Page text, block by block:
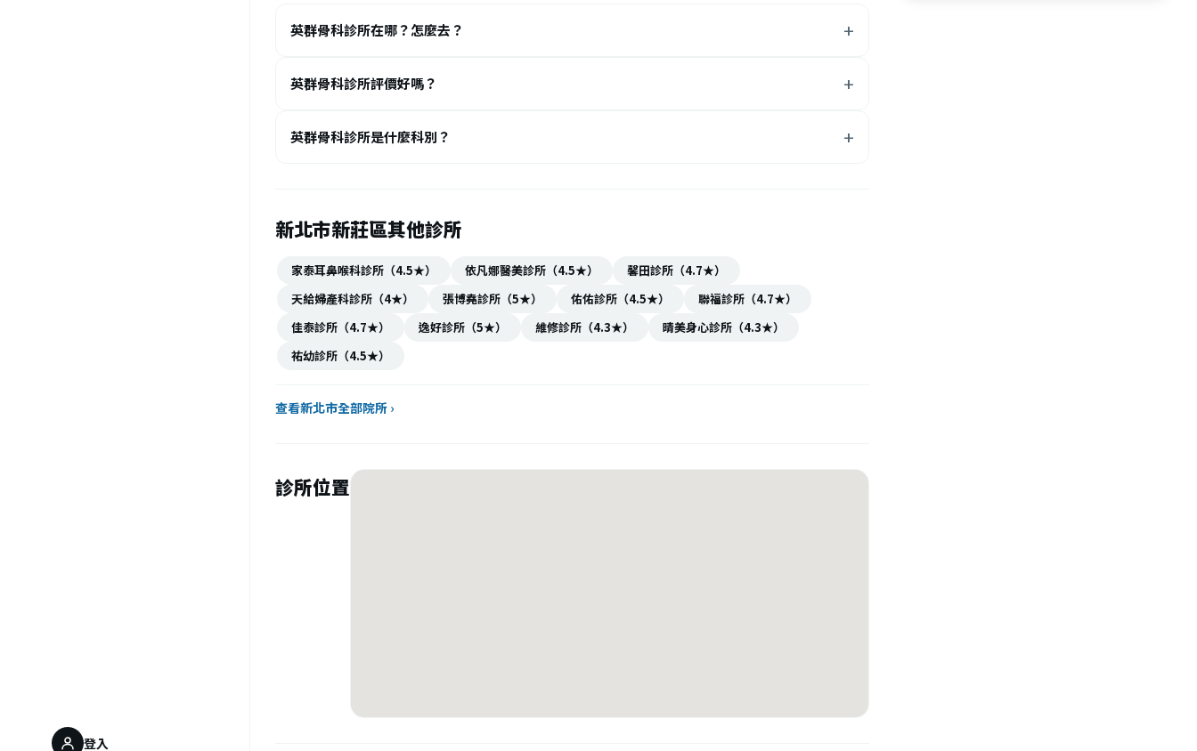
登入
英群骨科診所在哪？怎麼去？
英群骨科診所評價好嗎？
英群骨科診所是什麼科別？
新北市新莊區其他診所
家泰耳鼻喉科診所（4.5★） 依凡娜醫美診所（4.5★）
馨田診所（4.7★）
天給婦產科診所（4★）
張博堯診所（5★） 佑佑診所（4.5★）
聯福診所（4.7★）
佳泰診所（4.7★）
逸好診所（5★） 維修診所（4.3★）
晴美身心診所（4.3★）
祐幼診所（4.5★）
查看新北市全部院所 ›
診所位置